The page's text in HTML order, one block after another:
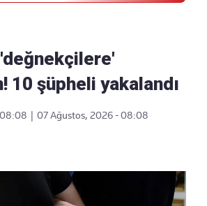
10 şüpheli yakalandı
07 Ağustos, 2026 - 08:08